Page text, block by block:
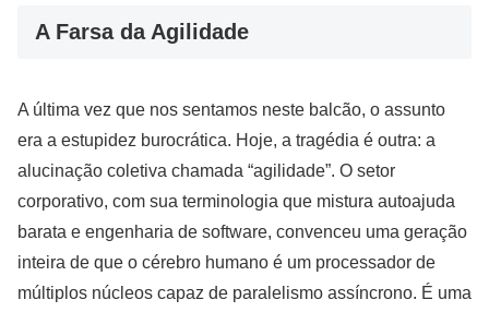
A Farsa da Agilidade
A última vez que nos sentamos neste balcão, o assunto
era a estupidez burocrática. Hoje, a tragédia é outra: a
alucinação coletiva chamada “agilidade”. O setor
corporativo, com sua terminologia que mistura autoajuda
barata e engenharia de software, convenceu uma geração
inteira de que o cérebro humano é um processador de
múltiplos núcleos capaz de paralelismo assíncrono. É uma